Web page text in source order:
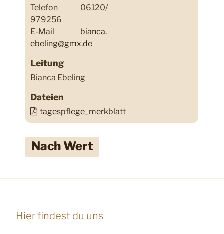
Telefon
06120/
979256
E-Mail
bianca.
ebeling@gmx.de
Leitung
Bianca Ebeling
Dateien
tagespflege_merkblatt
Nach Wert
Hier findest du uns